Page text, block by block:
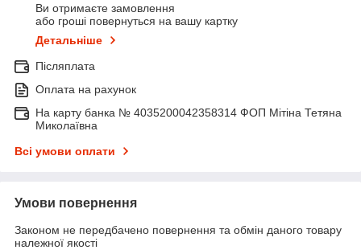
Ви отримаєте замовлення
або гроші повернуться на вашу картку
Детальніше
Післяплата
Оплата на рахунок
На карту банка № 4035200042358314 ФОП Мітіна Тетяна
Миколаївна
Всі умови оплати
Умови повернення
Законом не передбачено повернення та обмін даного товару
належної якості